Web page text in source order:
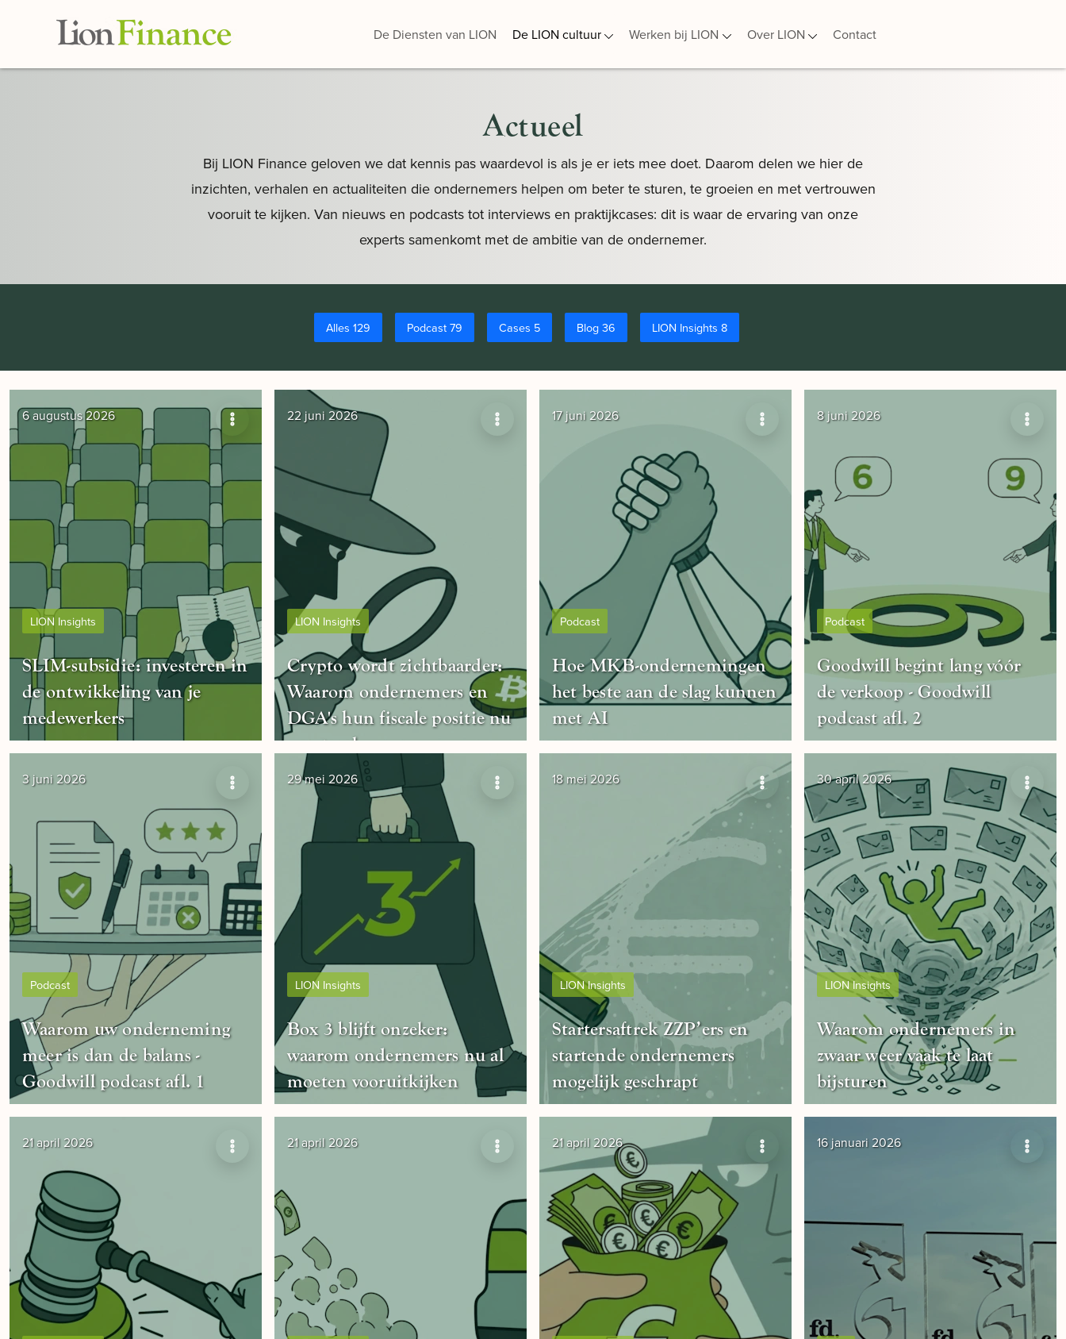
De Diensten van LION De LION cultuur Werken bij LION Over LION Contact
Actueel
Bij LION Finance geloven we dat kennis pas waardevol is als je er iets mee doet. Daarom delen we hier de
inzichten, verhalen en actualiteiten die ondernemers helpen om beter te sturen, te groeien en met vertrouwen
vooruit te kijken. Van nieuws en podcasts tot interviews en praktijkcases: dit is waar de ervaring van onze
experts samenkomt met de ambitie van de ondernemer.
Alles 129 Podcast 79 Cases 5 Blog 36 LION Insights 8
6 augustus 2026
LION Insights
SLIM-subsidie: investeren in
de ontwikkeling van je
medewerkers
22 juni 2026
LION Insights
Crypto wordt zichtbaarder:
Waarom ondernemers en
DGA's hun fiscale positie nu
moeten kennen
17 juni 2026
Podcast
Hoe MKB-ondernemingen
het beste aan de slag kunnen
met AI
8 juni 2026
Podcast
Goodwill begint lang vóór
de verkoop - Goodwill
podcast afl. 2
3 juni 2026
Podcast
Waarom uw onderneming
meer is dan de balans -
Goodwill podcast afl. 1
29 mei 2026
LION Insights
Box 3 blijft onzeker:
waarom ondernemers nu al
moeten vooruitkijken
18 mei 2026
LION Insights
Startersaftrek ZZP’ers en
startende ondernemers
mogelijk geschrapt
30 april 2026
LION Insights
Waarom ondernemers in
zwaar weer vaak te laat
bijsturen
21 april 2026 21 april 2026 21 april 2026 16 januari 2026